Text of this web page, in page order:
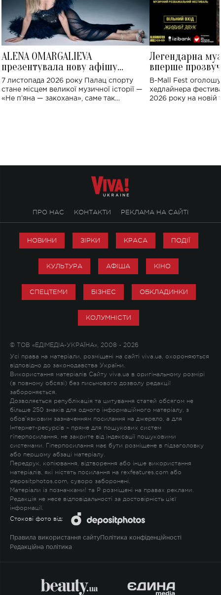
ALENA OMARGALIEVA
презентувала нову афішу
великого концерту в Палаці
спорту
7 листопада 2026 року Палац спорту
стане місцем великої музичної історії —
«Не пʼяна — закохана», саме так
Легендарна
вперше
Україні: де
B-Mall Fest
хедлайнера
2026 року на новій
ПРО НАС КОНТАКТИ РЕКЛАМА НА САЙТІ
НОВИНИ ЗІРКИ КРАСА ПОДІЇ
КУЛЬТУРА АФІША КІНО
СПЕЦТЕМИ БІЗНЕС ОБКЛАДИНКИ
КОЛУМНІСТИ
© ТОВ «ЕДІМЕДІА-УКРАЇНА», 2008 - 2026
Усі права на матеріали, розміщені на сайті viva.ua, охороняються
відповідно до законодавства України.
Використання матеріалів Сайту viva.ua в оригінальному розмірі
(в повному обсязі) без письмового дозволу редакції
забороняється.
Дозволяється републікація та цитування статей обсягом не
більше 250 знаків для одного інформаційного матеріалу, з
обов'язковим зазначенням посилання на джерело, а для
Інтернет-ресурсів – пряме для пошукових систем
гіперпосилання, не закрите від індексації пошуковими
системами. Гіперпосилання має бути розміщене в підзаголовку
або першому абзаці матеріалу.
Передрук, копіювання, відтворення або інше використання
матеріалів, які містять посилання на rexfeatures.com або
depositphotos.com, суворо заборонені.
Матеріали із позначками! та P розміщені на правах реклами.
Редакція не несе відповідальності за достовірність цієї
інформації.
Стокові фото від:
Правила використання сайту Політика конфіденційності
Редакційна політика